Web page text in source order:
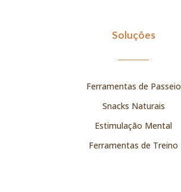
Soluções
Ferramentas de Passeio
Snacks Naturais
Estimulação Mental
Ferramentas de Treino